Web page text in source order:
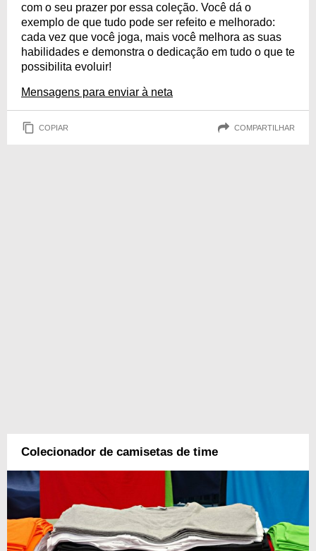
com o seu prazer por essa coleção. Você dá o
exemplo de que tudo pode ser refeito e melhorado:
cada vez que você joga, mais você melhora as suas
habilidades e demonstra o dedicação em tudo o que te
possibilita evoluir!
Mensagens para enviar à neta
COPIAR COMPARTILHAR
Colecionador de camisetas de time